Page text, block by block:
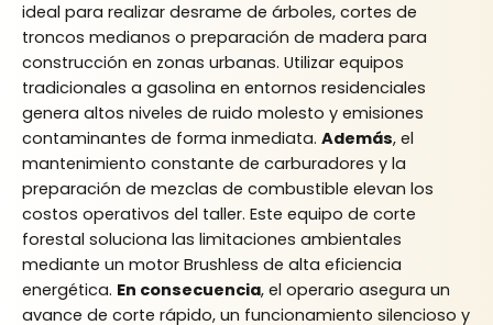
ideal para realizar desrame de árboles, cortes de
troncos medianos o preparación de madera para
construcción en zonas urbanas. Utilizar equipos
tradicionales a gasolina en entornos residenciales
genera altos niveles de ruido molesto y emisiones
contaminantes de forma inmediata. Además, el
mantenimiento constante de carburadores y la
preparación de mezclas de combustible elevan los
costos operativos del taller. Este equipo de corte
forestal soluciona las limitaciones ambientales
mediante un motor Brushless de alta eficiencia
energética. En consecuencia, el operario asegura un
avance de corte rápido, un funcionamiento silencioso y